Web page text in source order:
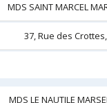
MDS SAINT MARCEL
37, Rue des Crottes,
MDS LE NAUTILE